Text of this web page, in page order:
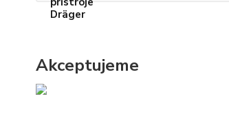
Akceptujeme